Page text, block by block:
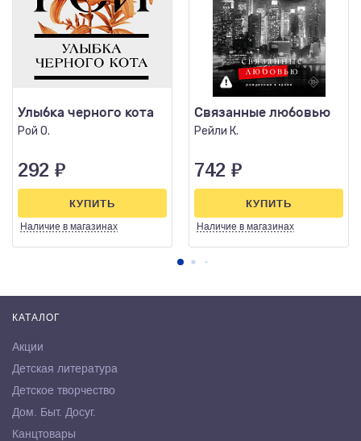
Улыбка черного кота
Рой О.
292 ₽
Наличие в магазинах
КУПИТЬ
Связанные любовью
Рейли К.
742 ₽
Наличие в магазинах
КУПИТЬ
КАТАЛОГ
Акции
Детская литература
Детское творчество
Дом. Быт. Досуг.
Канцтовары